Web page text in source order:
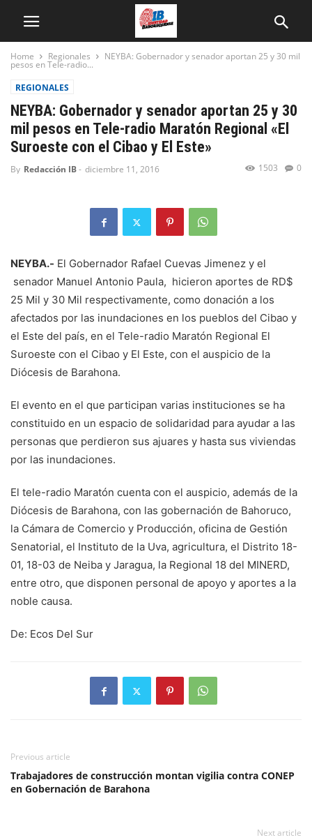
Home Regionales NEYBA: Gobernador y senador aportan 25 y 30 mil
pesos en Tele-radio...
REGIONALES
NEYBA: Gobernador y senador aportan 25 y 30
mil pesos en Tele-radio Maratón Regional «El
Suroeste con el Cibao y El Este»
By Redacción IB- diciembre 11, 2016 0
1503
NEYBA.- El Gobernador Rafael Cuevas Jimenez y el
senador Manuel Antonio Paula, hicieron aportes de RD$
25 Mil y 30 Mil respectivamente, como donación a los
afectados por las inundaciones en los pueblos del Cibao y
el Este del país, en el Tele-radio Maratón Regional El
Suroeste con el Cibao y El Este, con el auspicio de la
Diócesis de Barahona.
El evento en el que participan varias instituciones se ha
constituido en un espacio de solidaridad para ayudar a las
personas que perdieron sus ajuares y hasta sus viviendas
por las inundaciones.
El tele-radio Maratón cuenta con el auspicio, además de la
Diócesis de Barahona, con las gobernación de Bahoruco,
la Cámara de Comercio y Producción, oficina de Gestión
Senatorial, el Instituto de la Uva, agricultura, el Distrito 18-
01, 18-03 de Neiba y Jaragua, la Regional 18 del MINERD,
entre otro, que disponen personal de apoyo y aportes a la
noble causa.
De: Ecos Del Sur
Previous article
Trabajadores de construcción montan vigilia contra CONEP
en Gobernación de Barahona
Next article